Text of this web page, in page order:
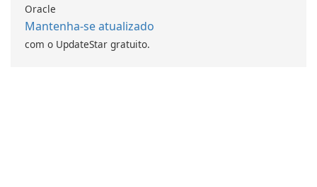
Oracle
Mantenha-se atualizado
com o UpdateStar gratuito.